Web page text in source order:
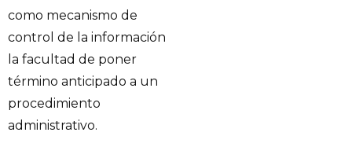
como mecanismo de
control de la información
la facultad de poner
término anticipado a un
procedimiento
administrativo.